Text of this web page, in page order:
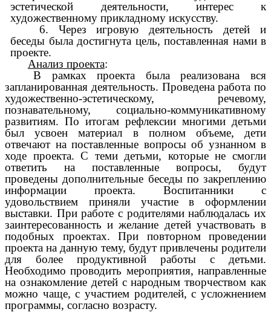
эстетической деятельности, интерес к
художественному прикладному искусству.
6. Через игровую деятельность детей и
беседы была достигнута цель, поставленная нами в
проекте.
Анализ проекта:
В рамках проекта была реализована вся
запланированная деятельность. Проведена работа по
художественно-эстетическому, речевому,
познавательному, социально-коммуникативному
развитиям. По итогам рефлексии многими детьми
был усвоен материал в полном объеме, дети
отвечают на поставленные вопросы об узнанном в
ходе проекта. С теми детьми, которые не смогли
ответить на поставленные вопросы, будут
проведены дополнительные беседы по закреплению
информации проекта. Воспитанники с
удовольствием приняли участие в оформлении
выставки. При работе с родителями наблюдалась их
заинтересованность и желание детей участвовать в
подобных проектах. При повторном проведении
проекта на данную тему, будут привлечены родители
для более продуктивной работы с детьми.
Необходимо проводить мероприятия, направленные
на ознакомление детей с народным творчеством как
можно чаще, с участием родителей, с усложнением
программы, согласно возрасту.